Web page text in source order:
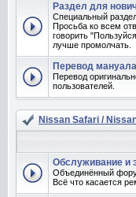
Раздел для
Специальный
Просьба ко всем
говорить
лучше промолчать.
Перевод
Перевод
пользователей.
Nissan Safari /
Обслуживание и
Объединённый
Всё что касается